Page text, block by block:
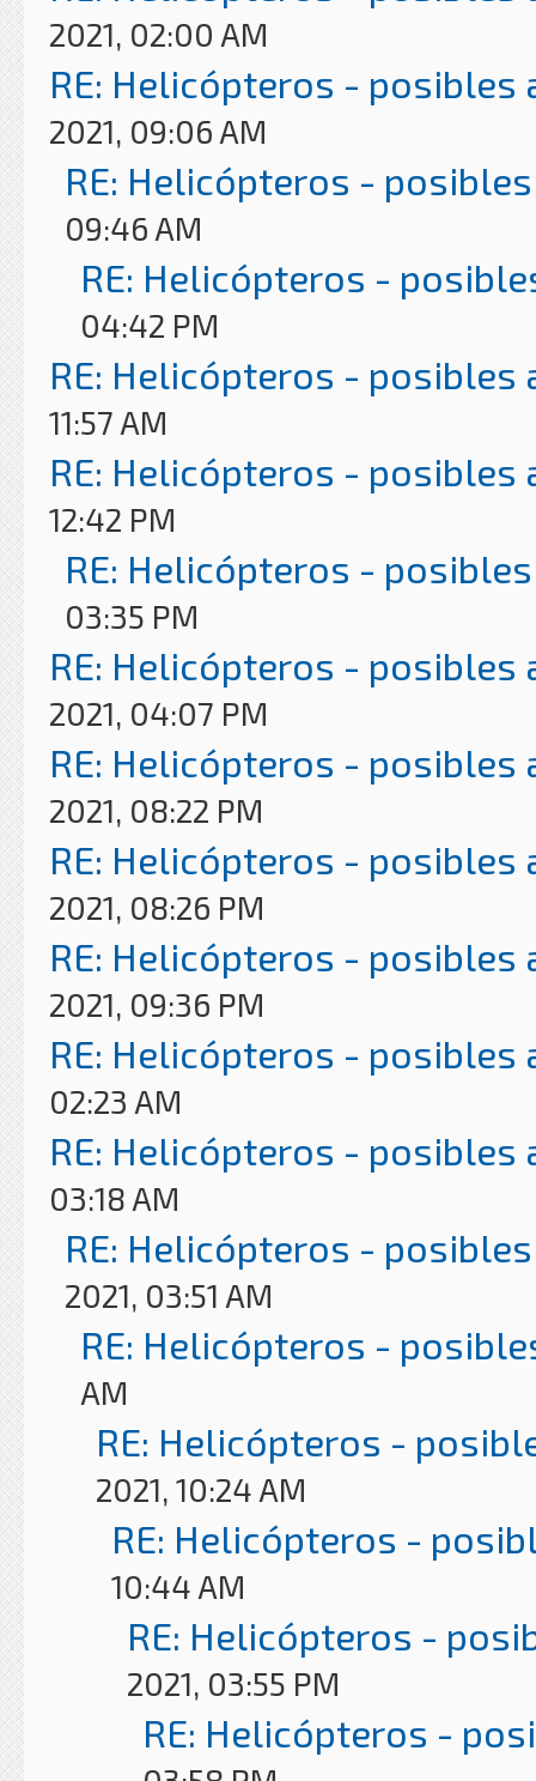
2021, 02:00 AM
RE: Helicópteros - posibles
2021, 09:06 AM
RE: Helicópteros -
09:46 AM
RE: Helicópteros -
04:42 PM
RE: Helicópteros - posibles
11:57 AM
RE: Helicópteros - posibles
12:42 PM
RE: Helicópteros -
03:35 PM
RE: Helicópteros - posibles
2021, 04:07 PM
RE: Helicópteros - posibles
2021, 08:22 PM
RE: Helicópteros - posibles
2021, 08:26 PM
RE: Helicópteros - posibles
2021, 09:36 PM
RE: Helicópteros - posibles
02:23 AM
RE: Helicópteros - posibles
03:18 AM
RE: Helicópteros -
2021, 03:51 AM
RE: Helicópteros -
AM
RE: Helicópteros -
2021, 10:24 AM
RE: Helicópteros -
10:44 AM
RE: Helicópteros -
2021, 03:55 PM
RE: Helicópteros -